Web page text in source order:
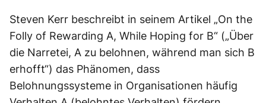
Steven Kerr beschreibt in seinem Artikel „On the
Folly of Rewarding A, While Hoping for B“ („Über
die Narretei, A zu belohnen, während man sich B
erhofft“) das Phänomen, dass
Belohnungssysteme in Organisationen häufig